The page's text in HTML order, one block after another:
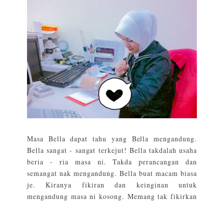
Masa Bella dapat tahu yang Bella mengandung.
Bella sangat - sangat terkejut! Bella takdalah usaha
beria - ria masa ni. Takda perancangan dan
semangat nak mengandung. Bella buat macam biasa
je. Kiranya fikiran dan keinginan untuk
mengandung masa ni kosong. Memang tak fikirkan